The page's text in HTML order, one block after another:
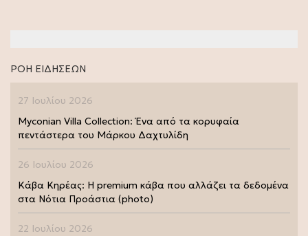
ΡΟΗ ΕΙΔΗΣΕΩΝ
27 Ιουλίου 2026
Myconian Villa Collection: Ένα από τα κορυφαία
πεντάστερα του Μάρκου Δαχτυλίδη
26 Ιουλίου 2026
Κάβα Κηρέας: Η premium κάβα που αλλάζει τα δεδομένα
στα Νότια Προάστια (photo)
22 Ιουλίου 2026